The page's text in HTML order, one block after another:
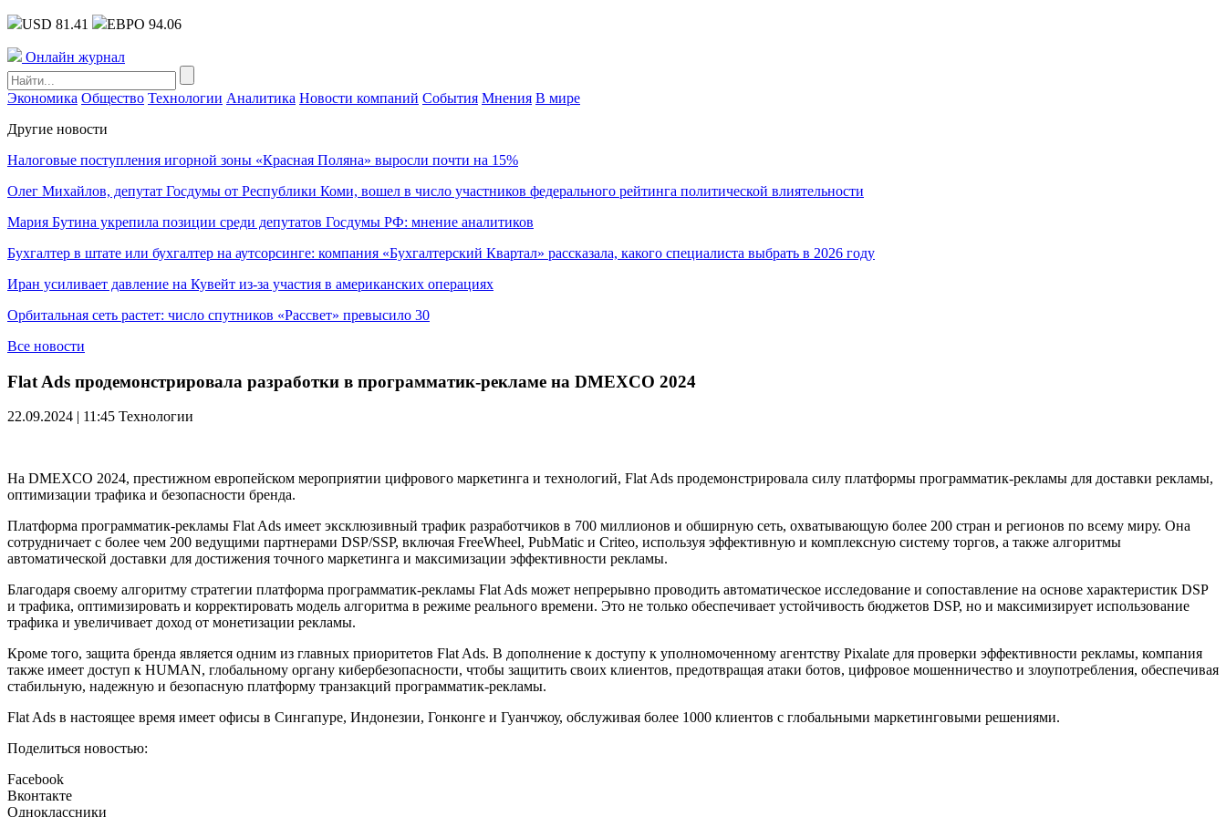
USD 81.41 ЕВРО 94.06
Онлайн журнал
Экономика Общество Технологии Аналитика Новости компаний События Мнения В мире
Другие новости
Налоговые поступления игорной зоны «Красная Поляна» выросли почти на 15%
Олег Михайлов, депутат Госдумы от Республики Коми, вошел в число участников федерального рейтинга политической влиятельности
Мария Бутина укрепила позиции среди депутатов Госдумы РФ: мнение аналитиков
Бухгалтер в штате или бухгалтер на аутсорсинге: компания «Бухгалтерский Квартал» рассказала, какого специалиста выбрать в 2026 году
Иран усиливает давление на Кувейт из-за участия в американских операциях
Орбитальная сеть растет: число спутников «Рассвет» превысило 30
Все новости
Flat Ads продемонстрировала разработки в программатик-рекламе на DMEXCO 2024
22.09.2024 | 11:45 Технологии
На DMEXCO 2024, престижном европейском мероприятии цифрового маркетинга и технологий, Flat Ads продемонстрировала силу платформы программатик-рекламы для доставки рекламы,
оптимизации трафика и безопасности бренда.
Платформа программатик-рекламы Flat Ads имеет эксклюзивный трафик разработчиков в 700 миллионов и обширную сеть, охватывающую более 200 стран и регионов по всему миру. Она
сотрудничает с более чем 200 ведущими партнерами DSP/SSP, включая FreeWheel, PubMatic и Criteo, используя эффективную и комплексную систему торгов, а также алгоритмы
автоматической доставки для достижения точного маркетинга и максимизации эффективности рекламы.
Благодаря своему алгоритму стратегии платформа программатик-рекламы Flat Ads может непрерывно проводить автоматическое исследование и сопоставление на основе характеристик DSP
и трафика, оптимизировать и корректировать модель алгоритма в режиме реального времени. Это не только обеспечивает устойчивость бюджетов DSP, но и максимизирует использование
трафика и увеличивает доход от монетизации рекламы.
Кроме того, защита бренда является одним из главных приоритетов Flat Ads. В дополнение к доступу к уполномоченному агентству Pixalate для проверки эффективности рекламы, компания
также имеет доступ к HUMAN, глобальному органу кибербезопасности, чтобы защитить своих клиентов, предотвращая атаки ботов, цифровое мошенничество и злоупотребления, обеспечивая
стабильную, надежную и безопасную платформу транзакций программатик-рекламы.
Flat Ads в настоящее время имеет офисы в Сингапуре, Индонезии, Гонконге и Гуанчжоу, обслуживая более 1000 клиентов с глобальными маркетинговыми решениями.
Поделиться новостью:
Facebook
Вконтакте
Одноклассники